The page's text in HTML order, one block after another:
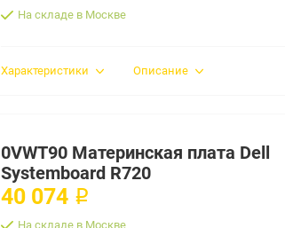
На складе в Москве
Характеристики Описание
0VWT90 Материнская плата Dell
Systemboard R720
40 074 ₽
На складе в Москве